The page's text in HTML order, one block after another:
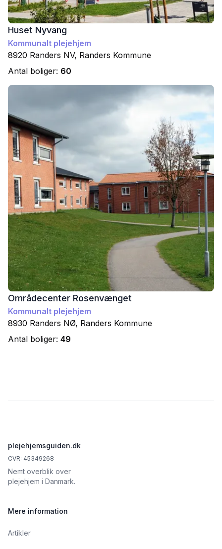
Huset Nyvang
Kommunalt plejehjem
8920 Randers NV, Randers Kommune
Antal boliger: 60
Områdecenter Rosenvænget
Kommunalt plejehjem
8930 Randers NØ, Randers Kommune
Antal boliger: 49
plejehjemsguiden.dk
CVR: 45349268
Nemt overblik over
plejehjem i Danmark.
Mere information
Artikler